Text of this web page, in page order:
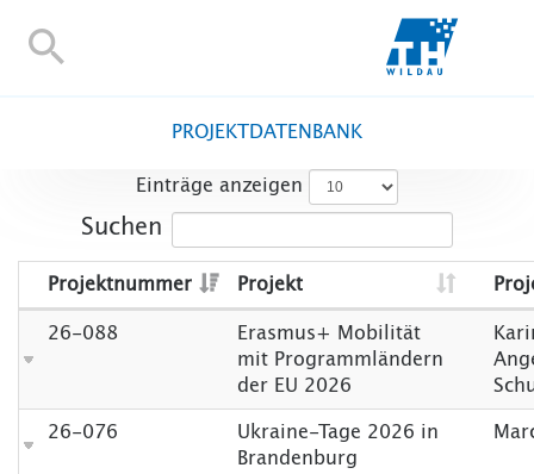
TH-
FORSCHUNG UND TRANSFER
ALUMNI
HOCHSCHULE
INTERNATIONAL
Kontakt und Anfahrt Webmail TH
English
PROJEKTDATENBANK
Einträge anzeigen
Suchen
Projektnummer Projekt
26-088
Erasmus+ Mobilität
mit Programmländern
der EU 2026
26-076
Ukraine-Tage 2026 in
Brandenburg